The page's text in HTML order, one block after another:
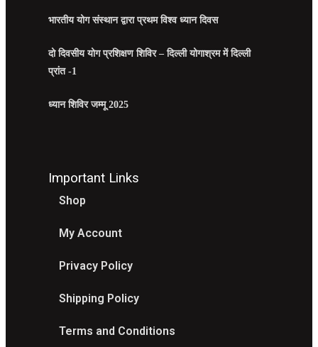
भारतीय योग संस्थान द्वारा प्रथम विश्व ध्यान दिवस
दो दिवसीय योग प्रशिक्षण शिविर – दिल्ली योगाश्रम में दिल्ली
प्रांत -1
ध्यान शिविर जम्मू 2025
Important Links
Shop
My Account
Privacy Policy
Shipping Policy
Terms and Conditions